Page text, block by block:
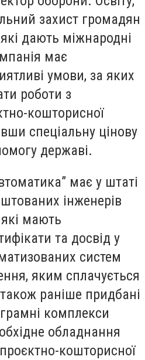
захист громадян
дають міжнародні
має
умови, за яких
роботи з
кошторисної
спеціальну цінову
державі.
має у штаті
інженерів
мають
та досвід у
систем
яким сплачується
раніше придбані
комплекси
обладнання
кошторисної